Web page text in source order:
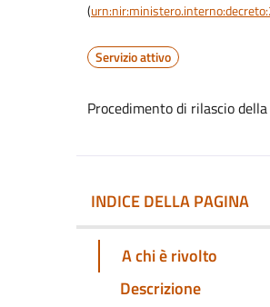
(
Servizio attivo
Procedimento di rilascio
INDICE DELLA PAGINA
A chi è rivolto
Descrizione